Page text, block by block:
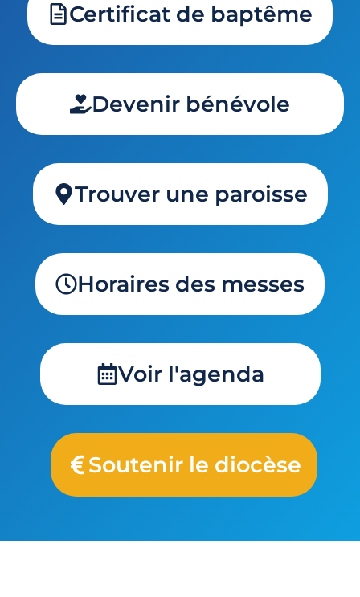
Certificat de baptême
Devenir bénévole
Trouver une paroisse
Horaires des messes
Voir l'agenda
Soutenir le diocèse